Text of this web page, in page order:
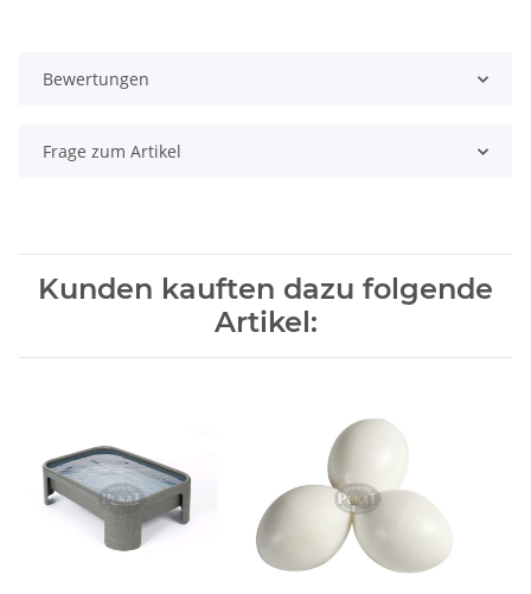
Bewertungen
Frage zum Artikel
Kunden kauften dazu folgende
Artikel: